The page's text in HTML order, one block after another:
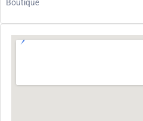
Boutique